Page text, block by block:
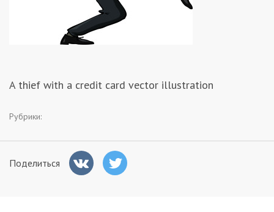
A thief with a credit card vector illustration
Рубрики:
Поделиться